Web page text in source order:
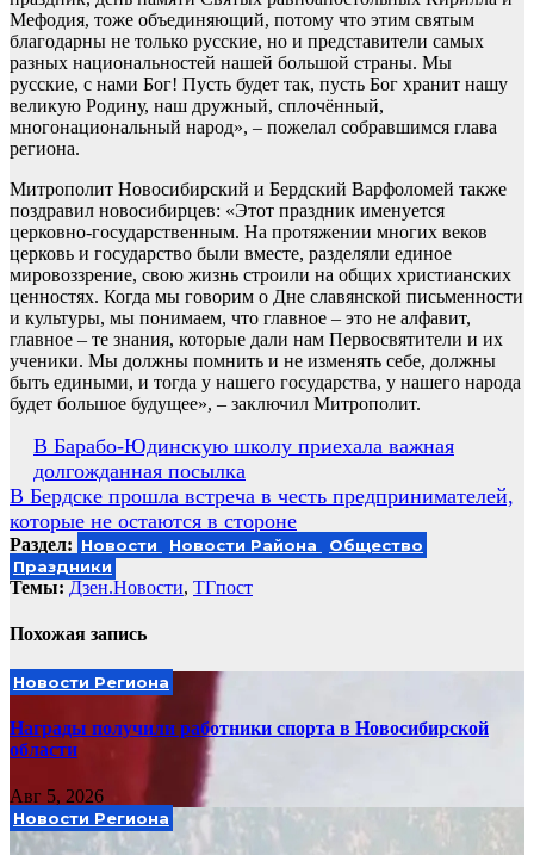
Мефодия, тоже объединяющий, потому что этим святым
благодарны не только русские, но и представители самых
разных национальностей нашей большой страны. Мы
русские, с нами Бог! Пусть будет так, пусть Бог хранит нашу
великую Родину, наш дружный, сплочённый,
многонациональный народ», – пожелал собравшимся глава
региона.
Митрополит Новосибирский и Бердский Варфоломей также
поздравил новосибирцев: «Этот праздник именуется
церковно-государственным. На протяжении многих веков
церковь и государство были вместе, разделяли единое
мировоззрение, свою жизнь строили на общих христианских
ценностях. Когда мы говорим о Дне славянской письменности
и культуры, мы понимаем, что главное – это не алфавит,
главное – те знания, которые дали нам Первосвятители и их
ученики. Мы должны помнить и не изменять себе, должны
быть едиными, и тогда у нашего государства, у нашего народа
будет большое будущее», – заключил Митрополит.
Навигация
по
записям
В Барабо-Юдинскую школу приехала важная
долгожданная посылка
В Бердске прошла встреча в честь предпринимателей,
которые не остаются в стороне
Раздел: Новости Новости Района
Общество
Праздники
Темы: Дзен.Новости, ТГпост
Похожая запись
Новости Региона
Награды получили работники спорта в Новосибирской
области
Авг 5, 2026
Новости Региона